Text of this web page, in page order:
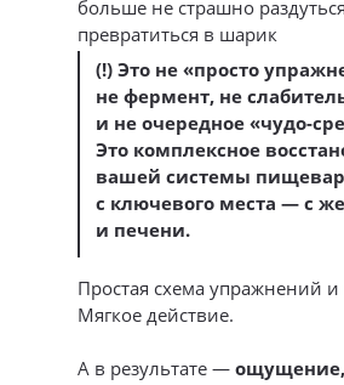
больше не страшно
превратиться в шарик
Простая схема упражнений
Мягкое действие.
А в результате —
(!) Это не «просто
не фермент, не
и не очередное «чудо-
Это комплексное
вашей системы
с ключевого места — с
и печени.